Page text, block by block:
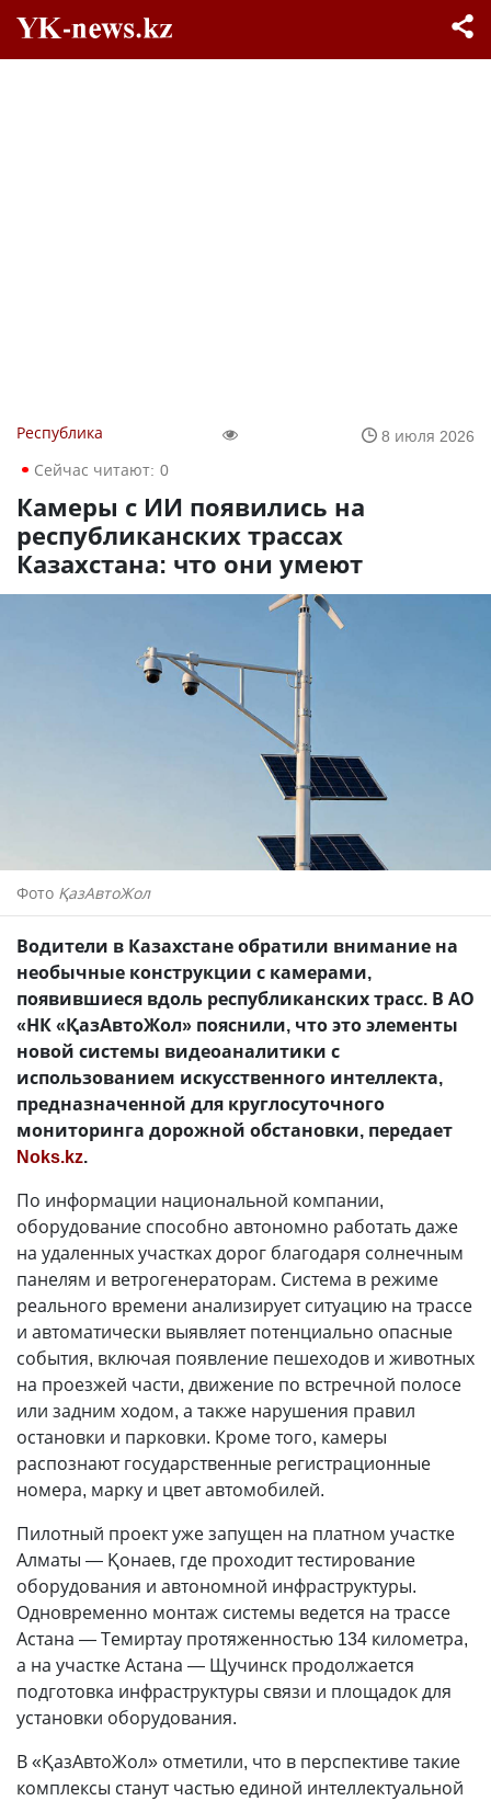
Республика
8 июля 2026
Сейчас читают: 0
Камеры с ИИ появились на
республиканских трассах
Казахстана: что они умеют
Фото ҚазАвтоЖол
Водители в Казахстане обратили внимание на
необычные конструкции с камерами,
появившиеся вдоль республиканских трасс. В АО
«НК «ҚазАвтоЖол» пояснили, что это элементы
новой системы видеоаналитики с
использованием искусственного интеллекта,
предназначенной для круглосуточного
мониторинга дорожной обстановки, передает
Noks.kz.
По информации национальной компании,
оборудование способно автономно работать даже
на удаленных участках дорог благодаря солнечным
панелям и ветрогенераторам. Система в режиме
реального времени анализирует ситуацию на трассе
и автоматически выявляет потенциально опасные
события, включая появление пешеходов и животных
на проезжей части, движение по встречной полосе
или задним ходом, а также нарушения правил
остановки и парковки. Кроме того, камеры
распознают государственные регистрационные
номера, марку и цвет автомобилей.
Пилотный проект уже запущен на платном участке
Алматы — Қонаев, где проходит тестирование
оборудования и автономной инфраструктуры.
Одновременно монтаж системы ведется на трассе
Астана — Темиртау протяженностью 134 километра,
а на участке Астана — Щучинск продолжается
подготовка инфраструктуры связи и площадок для
установки оборудования.
В «ҚазАвтоЖол» отметили, что в перспективе такие
комплексы станут частью единой интеллектуальной